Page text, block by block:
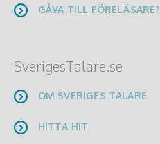
GÅVA TILL FÖRELÄSARE?
SverigesTalare.se
OM SVERIGES TALARE
HITTA HIT